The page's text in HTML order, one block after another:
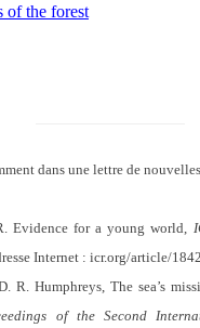
of the forest
dans une lettre de
Evidence for a young world,
Internet : icr.org/article/1842.
R. Humphreys, The sea’s
of the Second